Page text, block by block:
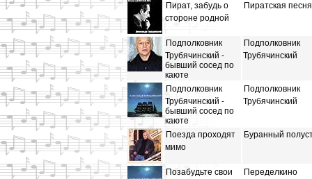
Пират, забудь о
стороне родной
Пиратская песня
Подполковник
Трубячинский -
бывший сосед по
каюте
Подполковник
Трубячинский
Подполковник
Трубячинский -
бывший сосед по
каюте
Подполковник
Трубячинский
Поезда проходят
мимо
Буранный
Позабудьте свои
Переделкино